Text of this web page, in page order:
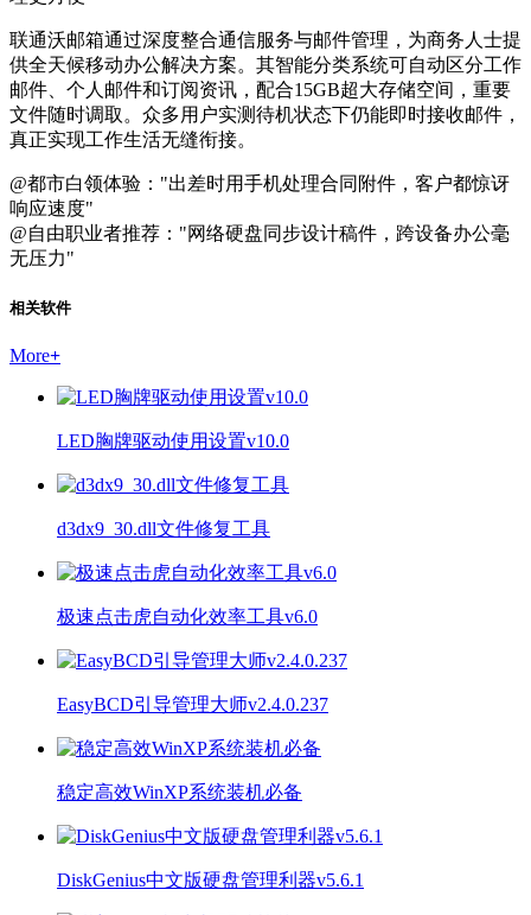
联通沃邮箱通过深度整合通信服务与邮件管理，为商务人士提
供全天候移动办公解决方案。其智能分类系统可自动区分工作
邮件、个人邮件和订阅资讯，配合15GB超大存储空间，重要
文件随时调取。众多用户实测待机状态下仍能即时接收邮件，
真正实现工作生活无缝衔接。
@都市白领体验："出差时用手机处理合同附件，客户都惊讶
响应速度"
@自由职业者推荐："网络硬盘同步设计稿件，跨设备办公毫
无压力"
相关软件
More+
LED胸牌驱动使用设置v10.0
d3dx9_30.dll文件修复工具
极速点击虎自动化效率工具v6.0
EasyBCD引导管理大师v2.4.0.237
稳定高效WinXP系统装机必备
DiskGenius中文版硬盘管理利器v5.6.1